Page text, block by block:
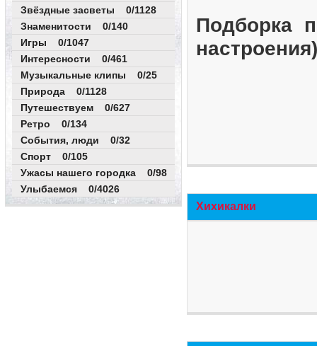
Звёздные засветы 0/1128
Знаменитости 0/140
Игры 0/1047
Интересности 0/461
Музыкальные клипы 0/25
Природа 0/1128
Путешествуем 0/627
Ретро 0/134
События, люди 0/32
Спорт 0/105
Ужасы нашего городка 0/98
Улыбаемся 0/4026
Подборка
Хихикалки